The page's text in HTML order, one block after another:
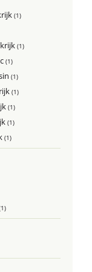
(1)
(1)
(1)
(1)
(1)
(1)
(1)
(1)